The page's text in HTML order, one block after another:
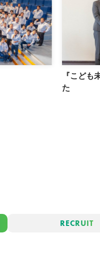
『こども
た
RECRUIT